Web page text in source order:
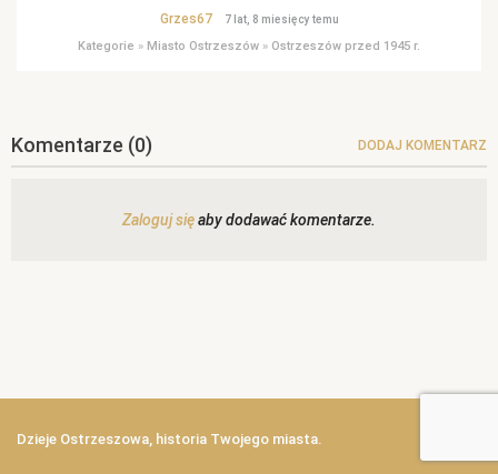
Grzes67 7 lat, 8 miesięcy temu
Kategorie » Miasto Ostrzeszów » Ostrzeszów przed 1945 r.
Komentarze (0) DODAJ KOMENTARZ
Zaloguj sięaby dodawać komentarze.
Dzieje Ostrzeszowa, historia Twojego miasta.